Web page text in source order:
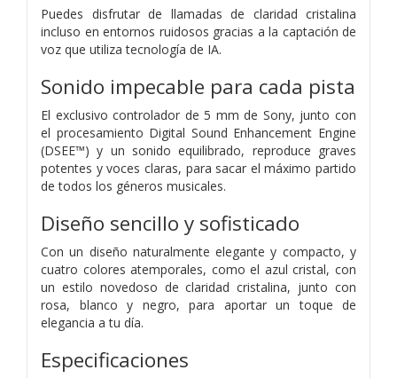
Puedes disfrutar de llamadas de claridad cristalina
incluso en entornos ruidosos gracias a la captación de
voz que utiliza tecnología de IA.
Sonido impecable para cada pista
El exclusivo controlador de 5 mm de Sony, junto con
el procesamiento Digital Sound Enhancement Engine
(DSEE™) y un sonido equilibrado, reproduce graves
potentes y voces claras, para sacar el máximo partido
de todos los géneros musicales.
Diseño sencillo y sofisticado
Con un diseño naturalmente elegante y compacto, y
cuatro colores atemporales, como el azul cristal, con
un estilo novedoso de claridad cristalina, junto con
rosa, blanco y negro, para aportar un toque de
elegancia a tu día.
Especificaciones